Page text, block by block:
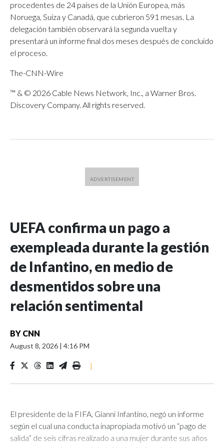
procedentes de 24 países de la Unión Europea, más
Noruega, Suiza y Canadá, que cubrieron 591 mesas. La
delegación también observará la segunda vuelta y
presentará un informe final dos meses después de concluido
el proceso.
The-CNN-Wire
™ & © 2026 Cable News Network, Inc., a Warner Bros.
Discovery Company. All rights reserved.
UEFA confirma un pago a
exempleada durante la gestión
de Infantino, en medio de
desmentidos sobre una
relación sentimental
BY CNN
August 8, 2026 | 4:16 PM
|
El presidente de la FIFA, Gianni Infantino, negó un informe
según el cual una conducta inapropiada motivó un “pago de
salida” de seis cifras realizado a una mujer durante sus años